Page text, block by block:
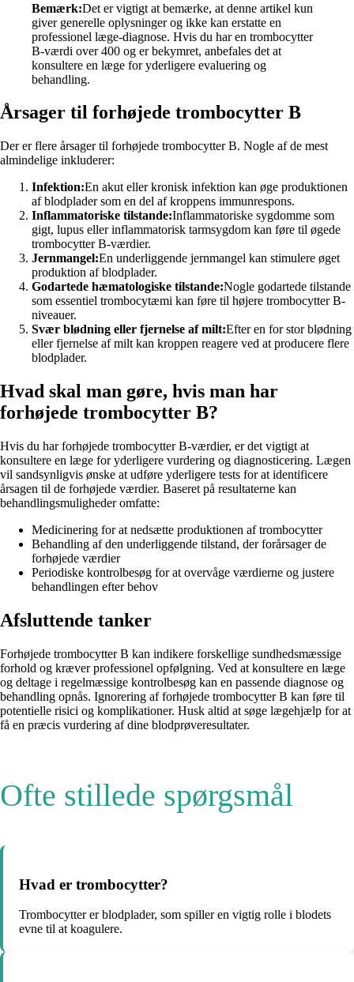
Bemærk:Det er vigtigt at bemærke, at denne artikel kun
giver generelle oplysninger og ikke kan erstatte en
professionel læge-diagnose. Hvis du har en trombocytter
B-værdi over 400 og er bekymret, anbefales det at
konsultere en læge for yderligere evaluering og
behandling.
Årsager til forhøjede trombocytter B
Der er flere årsager til forhøjede trombocytter B. Nogle af de mest
almindelige inkluderer:
Infektion:En akut eller kronisk infektion kan øge produktionen
af ​​blodplader som en del af kroppens immunrespons.
Inflammatoriske tilstande:Inflammatoriske sygdomme som
gigt, lupus eller inflammatorisk tarmsygdom kan føre til øgede
trombocytter B-værdier.
Jernmangel:En underliggende jernmangel kan stimulere øget
produktion af blodplader.
Godartede hæmatologiske tilstande:Nogle godartede tilstande
som essentiel trombocytæmi kan føre til højere trombocytter B-
niveauer.
Svær blødning eller fjernelse af milt:Efter en for stor blødning
eller fjernelse af milt kan kroppen reagere ved at producere flere
blodplader.
Hvad skal man gøre, hvis man har
forhøjede trombocytter B?
Hvis du har forhøjede trombocytter B-værdier, er det vigtigt at
konsultere en læge for yderligere vurdering og diagnosticering. Lægen
vil sandsynligvis ønske at udføre yderligere tests for at identificere
årsagen til de forhøjede værdier. Baseret på resultaterne kan
behandlingsmuligheder omfatte:
Medicinering for at nedsætte produktionen af ​​trombocytter
Behandling af den underliggende tilstand, der forårsager de
forhøjede værdier
Periodiske kontrolbesøg for at overvåge værdierne og justere
behandlingen efter behov
Afsluttende tanker
Forhøjede trombocytter B kan indikere forskellige sundhedsmæssige
forhold og kræver professionel opfølgning. Ved at konsultere en læge
og deltage i regelmæssige kontrolbesøg kan en passende diagnose og
behandling opnås. Ignorering af forhøjede trombocytter B kan føre til
potentielle risici og komplikationer. Husk altid at søge lægehjælp for at
få en præcis vurdering af dine blodprøveresultater.
Ofte stillede spørgsmål
Hvad er trombocytter?
Trombocytter er blodplader, som spiller en vigtig rolle i blodets
evne til at koagulere.